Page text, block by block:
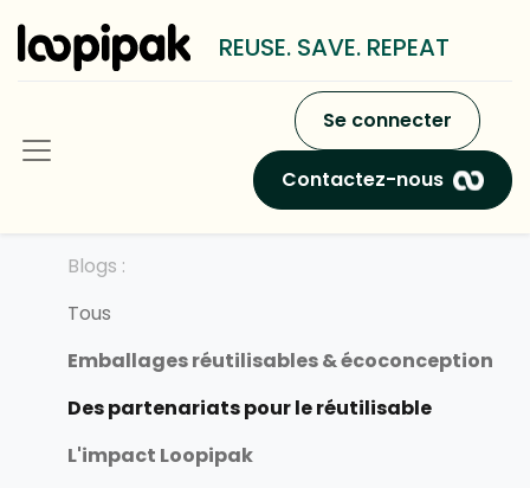
REUSE. SAVE. REPEAT
Se connecter
Contactez-nous
Blogs :
Tous
Emballages réutilisables & écoconception
Des partenariats pour le réutilisable
L'impact Loopipak